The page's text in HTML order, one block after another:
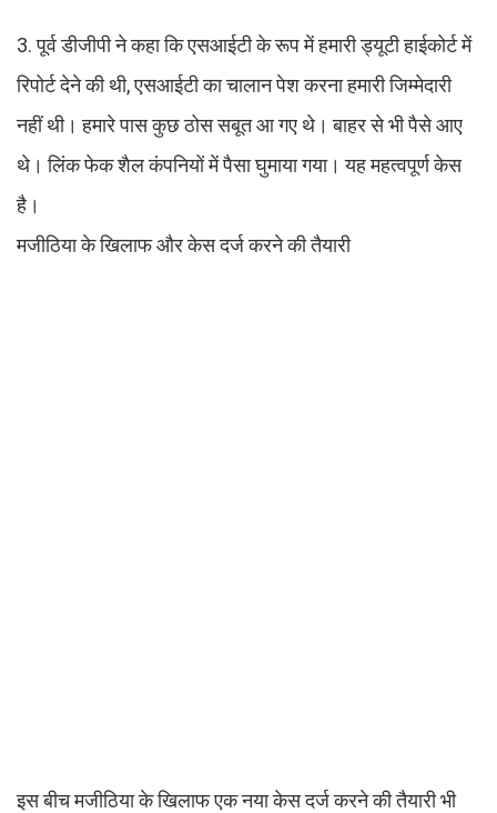
3. पूर्व डीजीपी ने कहा कि एसआईटी के रूप में हमारी ड्यूटी हाईकोर्ट में
रिपोर्ट देने की थी, एसआईटी का चालान पेश करना हमारी जिम्मेदारी
नहीं थी। हमारे पास कुछ ठोस सबूत आ गए थे। बाहर से भी पैसे आए
थे। लिंक फेक शैल कंपनियों में पैसा घुमाया गया। यह महत्वपूर्ण केस
है।
मजीठिया के खिलाफ और केस दर्ज करने की तैयारी
इस बीच मजीठिया के खिलाफ एक नया केस दर्ज करने की तैयारी भी